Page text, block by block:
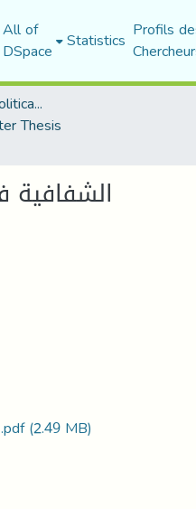
All of
DSpace Statistics Profils
Faculty of Law and Political Science
Thesis
الشفافية
الشفافية في الإدارة العمومية1.pdf(2.49 MB)